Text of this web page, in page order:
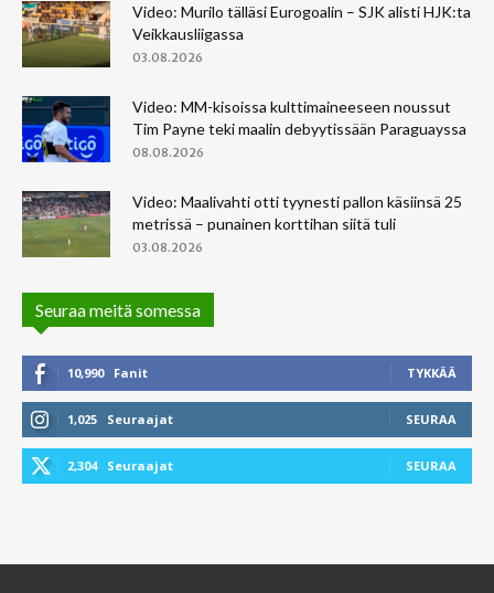
Video: Murilo tälläsi Eurogoalin – SJK alisti HJK:ta
Veikkausliigassa
03.08.2026
Video: MM-kisoissa kulttimaineeseen noussut
Tim Payne teki maalin debyytissään Paraguayssa
08.08.2026
Video: Maalivahti otti tyynesti pallon käsiinsä 25
metrissä – punainen korttihan siitä tuli
03.08.2026
Seuraa meitä somessa
10,990 Fanit TYKKÄÄ
1,025 Seuraajat SEURAA
2,304 Seuraajat SEURAA